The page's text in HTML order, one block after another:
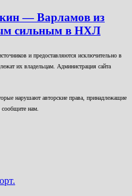
— Варламов из
сильным в НХЛ
и предоставляются исключительно в
их владельцам. Администрация сайта
нарушают авторские права, принадлежащие
нам.